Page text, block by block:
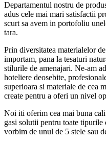
Departamentul nostru de
adus cele mai mari satisfactii
scurt sa avem in portofoliu
tara.
Prin diversitatea materialelor
importam, pana la tesaturi
stilurile de amenajari. Ne-am
hoteliere deosebite,
superioara si materiale de cea
create pentru a oferi un nivel
Noi iti oferim cea mai buna
gasi solutii pentru toate
vorbim de unul de 5 stele sau